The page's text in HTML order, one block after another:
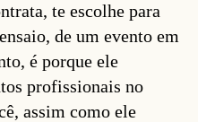
te escolhe para
de um evento em
é porque ele
profissionais no
assim como ele